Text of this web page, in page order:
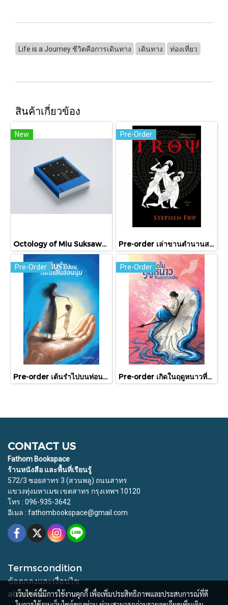
Life is a Journey ชีวิตคือการเดินทาง เดินทาง ท่องเที่ยว
สินค้าเกี่ยวข้อง
New
Octology of Miu Suksawat / ภู่มณี ศิริพรไพบูลย์ / สำนักพิมพ์ตำหนัก
Pre-Order
Pre-order เล่าขานตำนานสงครามกรุงทรอย Troy / Stephen Fry / อรสิริ พลเดช / สารคดี
Pre-Order
Pre-order เต้นรำไปบนท่อนแขนอ่อนนุ่ม / นทธี ศศิวิมล / Pandora Press
Pre-Order
Pre-order เกิดในฤดูหนาวที่แดดส่องถึง / นทธี ศศิวิมล / Pandora Press
CONTACT US
Fathom Bookspace
ร้านหนังสือ และพื้นที่เรียนรู้
572/3 ซอยสาทร 3 (สวนพลู) ถนนสาทร
แขวงทุ่งมหาเมฆ เขตสาทร กรุงเทพฯ 10120
โทร : 096-935-3642
อีเมล : fathombookspace@gmail.com
Termscondition
ข้อตกลงและเงื่อนไข
about us
เว็บไซต์นี้มีการใช้งานคุกกี้ เพื่อเพิ่มประสิทธิภาพและประสบการณ์ที่ดี